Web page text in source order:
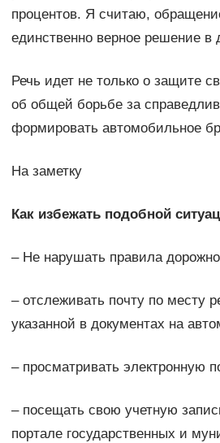
процентов. Я считаю,
единственно верное решение в
Речь идет не только о защите
об общей борьбе за
формировать автомобильное
На заметку
Как избежать подобной
– Не нарушать правила
– отслеживать почту по месту
указанной в документах на
– просматривать электронную
– посещать свою учетную
портале государственных и